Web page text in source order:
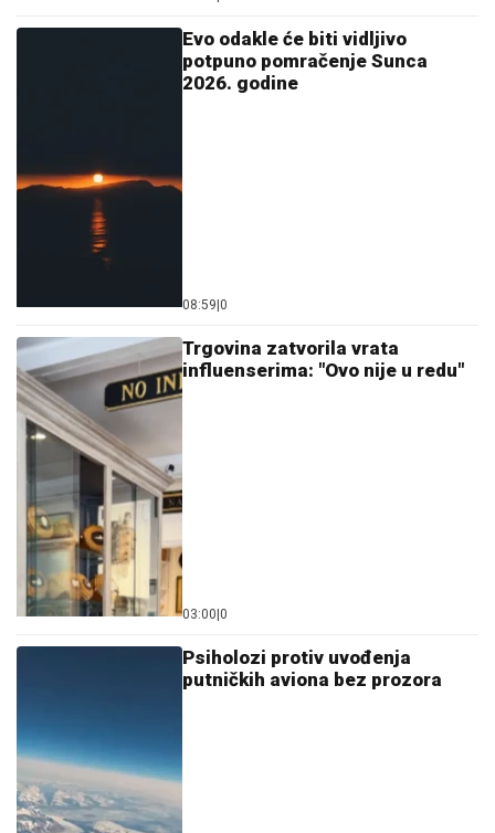
Evo odakle će biti vidljivo
potpuno pomračenje Sunca
2026. godine
08:59 0
Trgovina zatvorila vrata
influenserima: "Ovo nije u redu"
03:00 0
Psiholozi protiv uvođenja
putničkih aviona bez prozora